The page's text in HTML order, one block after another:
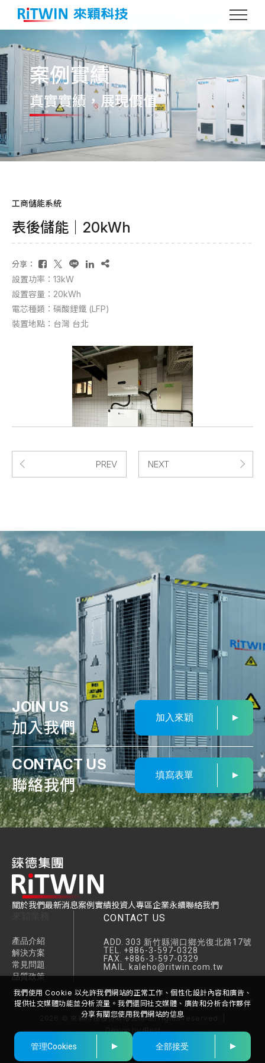
案例實績
真實實績 ，展現價值
工商儲能系統
表後儲能｜20kWh
分享：
設置功率：13kW
設置容量：20kWh
電芯種類：磷酸鋰鐵 (LFP)
裝置地點：台灣 台北
PREV NEXT
JOIN US
加入我們
加入來穎
CONTACT US
聯絡我們
填寫表單
關於我們最新消息案例實績投資人專區企業永續聯絡我們
產品介紹
解決方案
常見問題
品質政策
CONTACT US
ADD. 303 新竹縣湖口鄉光復北路17號
TEL.
+886-3-597-0328
FAX.
+886-3-597-0329
MAIL.
kaleho@ritwin.com.tw
來穎科技股份有限公司 all rights reserved. |
Design by iBest
FOLLOW
我們使用 Cookie 以允許我們網站的正常工作、個性化設計內容和廣告、
提供社交媒體功能並分析流量。我們還同社交媒體、廣告和分析合作夥伴
分享有關您使用我們網站的信息
管理Cookies 全部接受